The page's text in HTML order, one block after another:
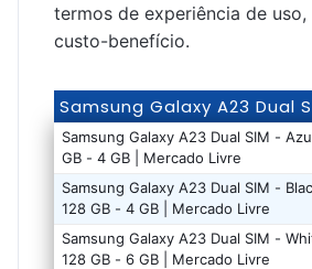
termos de experiência de uso,
custo-benefício.
Samsung Galaxy A23 Dual
Samsung Galaxy A23 Dual SIM -
GB - 4 GB | Mercado Livre
Samsung Galaxy A23 Dual SIM -
128 GB - 4 GB | Mercado Livre
Samsung Galaxy A23 Dual SIM -
128 GB - 6 GB | Mercado Livre